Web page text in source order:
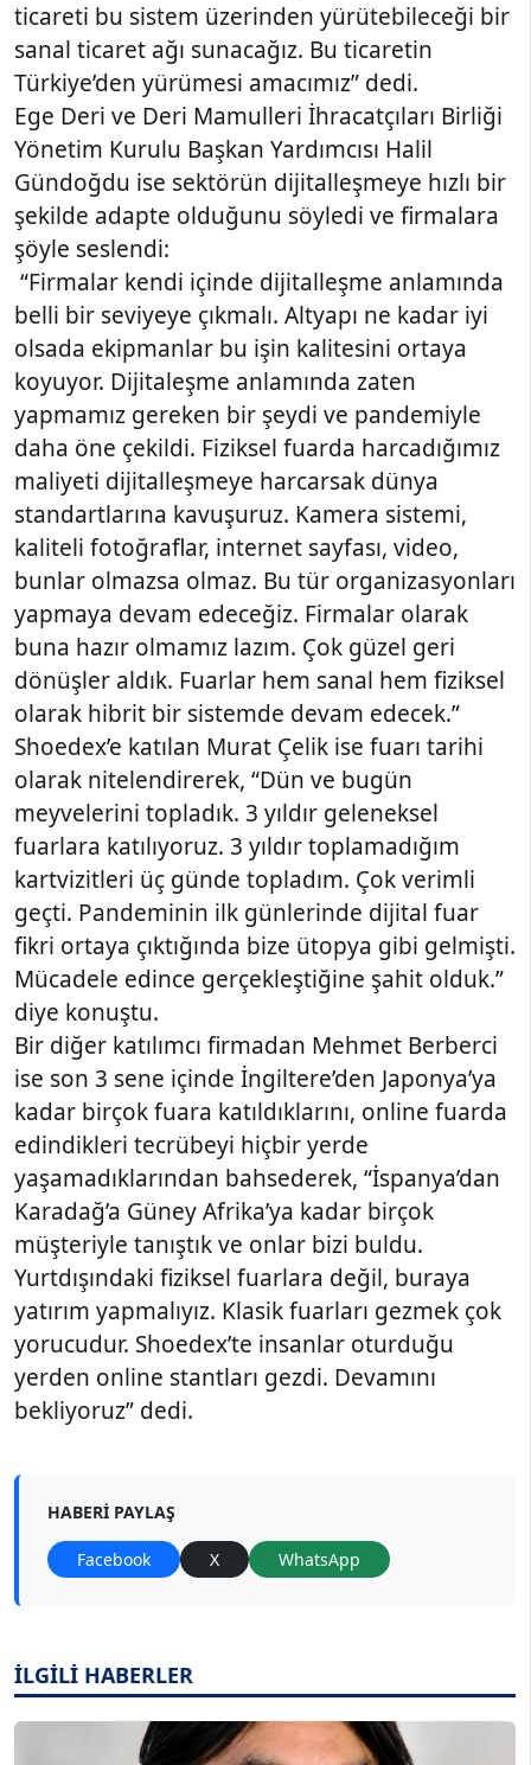
ticareti bu sistem üzerinden yürütebileceği bir
sanal ticaret ağı sunacağız. Bu ticaretin
Türkiye’den yürümesi amacımız” dedi.
Ege Deri ve Deri Mamulleri İhracatçıları Birliği
Yönetim Kurulu Başkan Yardımcısı Halil
Gündoğdu ise sektörün dijitalleşmeye hızlı bir
şekilde adapte olduğunu söyledi ve firmalara
şöyle seslendi:
“Firmalar kendi içinde dijitalleşme anlamında
belli bir seviyeye çıkmalı. Altyapı ne kadar iyi
olsada ekipmanlar bu işin kalitesini ortaya
koyuyor. Dijitaleşme anlamında zaten
yapmamız gereken bir şeydi ve pandemiyle
daha öne çekildi. Fiziksel fuarda harcadığımız
maliyeti dijitalleşmeye harcarsak dünya
standartlarına kavuşuruz. Kamera sistemi,
kaliteli fotoğraflar, internet sayfası, video,
bunlar olmazsa olmaz. Bu tür organizasyonları
yapmaya devam edeceğiz. Firmalar olarak
buna hazır olmamız lazım. Çok güzel geri
dönüşler aldık. Fuarlar hem sanal hem fiziksel
olarak hibrit bir sistemde devam edecek.”
Shoedex’e katılan Murat Çelik ise fuarı tarihi
olarak nitelendirerek, “Dün ve bugün
meyvelerini topladık. 3 yıldır geleneksel
fuarlara katılıyoruz. 3 yıldır toplamadığım
kartvizitleri üç günde topladım. Çok verimli
geçti. Pandeminin ilk günlerinde dijital fuar
fikri ortaya çıktığında bize ütopya gibi gelmişti.
Mücadele edince gerçekleştiğine şahit olduk.”
diye konuştu.
Bir diğer katılımcı firmadan Mehmet Berberci
ise son 3 sene içinde İngiltere’den Japonya’ya
kadar birçok fuara katıldıklarını, online fuarda
edindikleri tecrübeyi hiçbir yerde
yaşamadıklarından bahsederek, “İspanya’dan
Karadağ’a Güney Afrika’ya kadar birçok
müşteriyle tanıştık ve onlar bizi buldu.
Yurtdışındaki fiziksel fuarlara değil, buraya
yatırım yapmalıyız. Klasik fuarları gezmek çok
yorucudur. Shoedex’te insanlar oturduğu
yerden online stantları gezdi. Devamını
bekliyoruz” dedi.
HABERI PAYLAŞ
Facebook X WhatsApp
İLGİLİ HABERLER